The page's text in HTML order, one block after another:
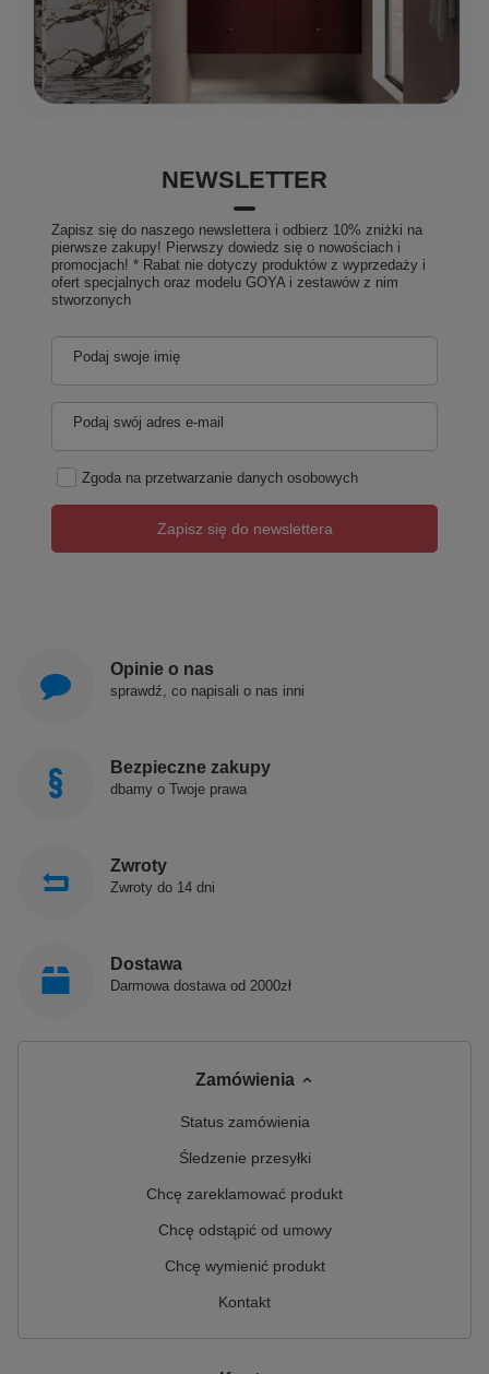
NEWSLETTER
Zapisz się do naszego newslettera i odbierz 10% zniżki na
pierwsze zakupy! Pierwszy dowiedz się o nowościach i
promocjach! * Rabat nie dotyczy produktów z wyprzedaży i
ofert specjalnych oraz modelu GOYA i zestawów z nim
stworzonych
Podaj swoje imię
Podaj swój adres e-mail
Zgoda na przetwarzanie danych osobowych
Zapisz się do newslettera
Opinie o nas
sprawdź, co napisali o nas inni
Bezpieczne zakupy
dbamy o Twoje prawa
Zwroty
Zwroty do 14 dni
Dostawa
Darmowa dostawa od 2000zł
Zamówienia
Status zamówienia
Śledzenie przesyłki
Chcę zareklamować produkt
Chcę odstąpić od umowy
Chcę wymienić produkt
Kontakt